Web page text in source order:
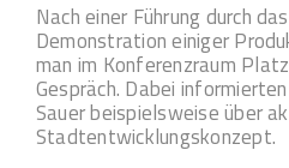
Nach einer Führung durch
Demonstration einiger
man im Konferenzraum
Gespräch. Dabei
Sauer beispielsweise über
Stadtentwicklungskonzept.